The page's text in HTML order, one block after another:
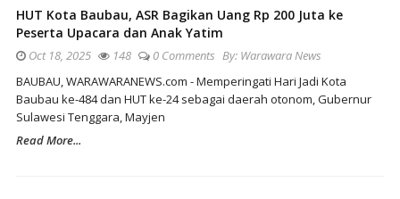
HUT Kota Baubau, ASR Bagikan Uang Rp 200 Juta ke
Peserta Upacara dan Anak Yatim
Oct 18, 2025 148 0 Comments By: Warawara News
BAUBAU, WARAWARANEWS.com - Memperingati Hari Jadi Kota
Baubau ke-484 dan HUT ke-24 sebagai daerah otonom, Gubernur
Sulawesi Tenggara, Mayjen
Read More...